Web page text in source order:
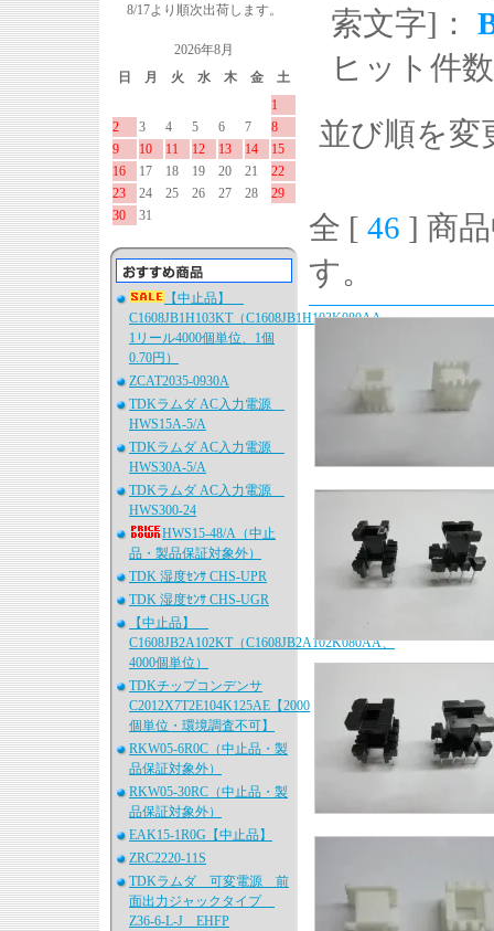
8/17より順次出荷します。
2026年8月
日
月 火 水 木 金
土
1
2
3 4 5 6 7
8
9
10 11 12 13 14
15
16
17 18 19 20 21
22
23
24 25 26 27 28
29
30
31
【中止品】
C1608JB1H103KT（C1608JB1H103K080AA、
1リール4000個単位、1個
0.70円）
ZCAT2035-0930A
TDKラムダ AC入力電源
HWS15A-5/A
TDKラムダ AC入力電源
HWS30A-5/A
TDKラムダ AC入力電源
HWS300-24
HWS15-48/A（中止
品・製品保証対象外）
TDK 湿度ｾﾝｻ CHS-UPR
TDK 湿度ｾﾝｻ CHS-UGR
【中止品】
C1608JB2A102KT（C1608JB2A102K080AA、
4000個単位）
TDKチップコンデンサ
C2012X7T2E104K125AE【2000
個単位・環境調査不可】
RKW05-6R0C（中止品・製
品保証対象外）
RKW05-30RC（中止品・製
品保証対象外）
EAK15-1R0G【中止品】
ZRC2220-11S
TDKラムダ 可変電源 前
面出力ジャックタイプ
Z36-6-L-J EHFP
索文字]：
ヒット件
並び順を変
全 [ 46 ] 商
す。